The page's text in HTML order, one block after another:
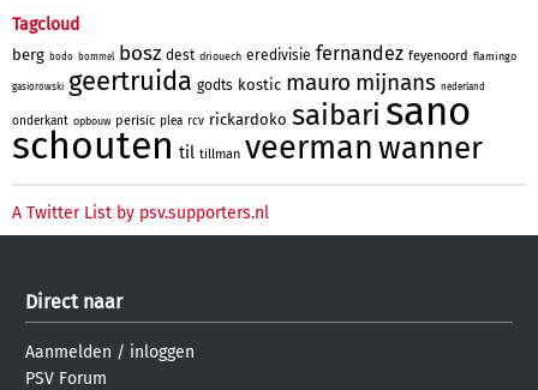
Tagcloud
berg bodo bommel bosz dest driouech eredivisie fernandez feyenoord flamingo
gasiorowski geertruida godts kostic mauro mijnans nederland
onderkant opbouw perisic plea rcv rickardoko saibari sano
schouten til tillman veermanwanner
A Twitter List by psv.supporters.nl
Direct naar
Aanmelden / inloggen
PSV Forum